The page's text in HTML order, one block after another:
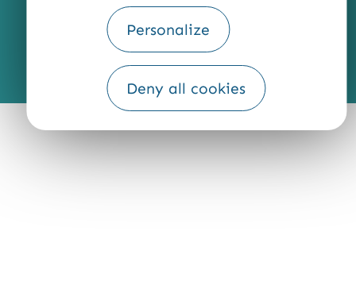
Personalize
Deny all cookies
Fourni par